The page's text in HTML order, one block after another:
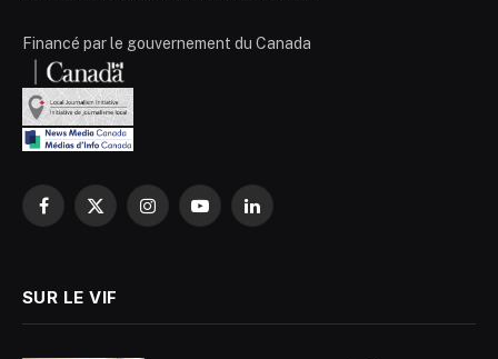
Financé par le gouvernement du Canada
Facebook
X
InstagramYouTubeLinkedIn
SUR LE VIF